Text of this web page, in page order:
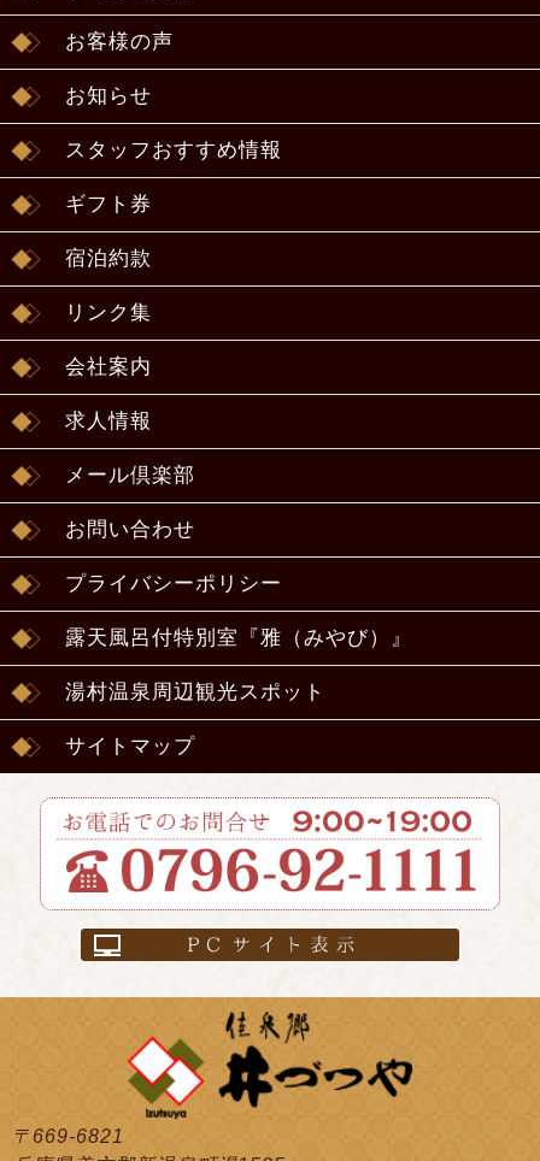
お客様の声
お知らせ
スタッフおすすめ情報
ギフト券
宿泊約款
リンク集
会社案内
求人情報
メール倶楽部
お問い合わせ
プライバシーポリシー
露天風呂付特別室『雅（みやび）』
湯村温泉周辺観光スポット
サイトマップ
〒669-6821